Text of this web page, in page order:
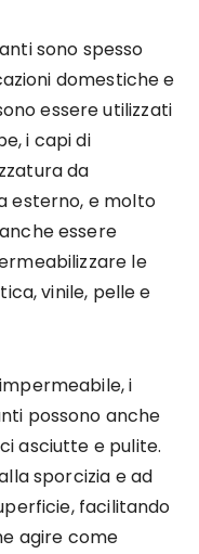
sono spesso
domestiche e
essere utilizzati
i capi di
da
esterno, e molto
essere
le
vinile, pelle e
i
possono anche
asciutte e pulite.
sporcizia e ad
facilitando
agire come